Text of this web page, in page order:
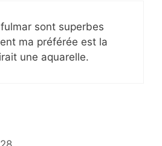
sont superbes
ma préférée est la
une aquarelle.